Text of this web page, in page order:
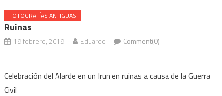
FOTOGRAFÍAS ANTIGUAS
Ruinas
19 febrero, 2019 Eduardo Comment(0)
Celebración del Alarde en un Irun en ruinas a causa de la Guerra
Civil